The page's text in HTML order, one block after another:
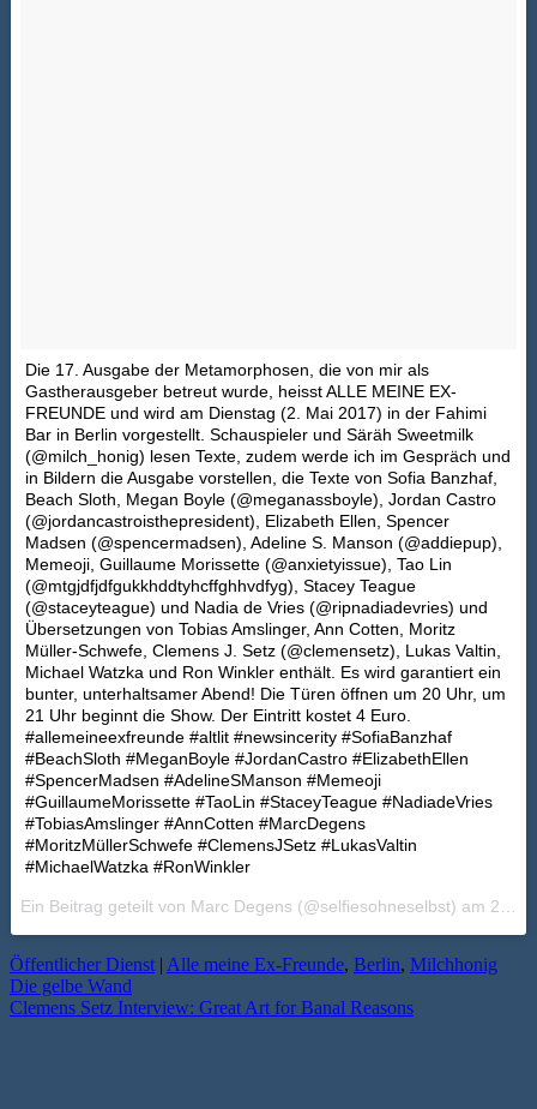
Die 17. Ausgabe der Metamorphosen, die von mir als
Gastherausgeber betreut wurde, heisst ALLE MEINE EX-
FREUNDE und wird am Dienstag (2. Mai 2017) in der Fahimi
Bar in Berlin vorgestellt. Schauspieler und Säräh Sweetmilk
(@milch_honig) lesen Texte, zudem werde ich im Gespräch und
in Bildern die Ausgabe vorstellen, die Texte von Sofia Banzhaf,
Beach Sloth, Megan Boyle (@meganassboyle), Jordan Castro
(@jordancastroisthepresident), Elizabeth Ellen, Spencer
Madsen (@spencermadsen), Adeline S. Manson (@addiepup),
Memeoji, Guillaume Morissette (@anxietyissue), Tao Lin
(@mtgjdfjdfgukkhddtyhcffghhvdfyg), Stacey Teague
(@staceyteague) und Nadia de Vries (@ripnadiadevries) und
Übersetzungen von Tobias Amslinger, Ann Cotten, Moritz
Müller-Schwefe, Clemens J. Setz (@clemensetz), Lukas Valtin,
Michael Watzka und Ron Winkler enthält. Es wird garantiert ein
bunter, unterhaltsamer Abend! Die Türen öffnen um 20 Uhr, um
21 Uhr beginnt die Show. Der Eintritt kostet 4 Euro.
#allemeineexfreunde #altlit #newsincerity #SofiaBanzhaf
#BeachSloth #MeganBoyle #JordanCastro #ElizabethEllen
#SpencerMadsen #AdelineSManson #Memeoji
#GuillaumeMorissette #TaoLin #StaceyTeague #NadiadeVries
#TobiasAmslinger #AnnCotten #MarcDegens
#MoritzMüllerSchwefe #ClemensJSetz #LukasValtin
#MichaelWatzka #RonWinkler
Ein Beitrag geteilt von Marc Degens (@selfiesohneselbst) am 29. Apr 2017 um 2:38 Uhr
Öffentlicher Dienst | Alle meine Ex-Freunde, Berlin, Milchhonig
Die gelbe Wand
Clemens Setz Interview: Great Art for Banal Reasons